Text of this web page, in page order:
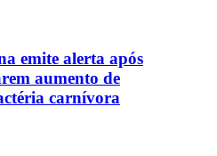
emite alerta após
aumento de
carnívora